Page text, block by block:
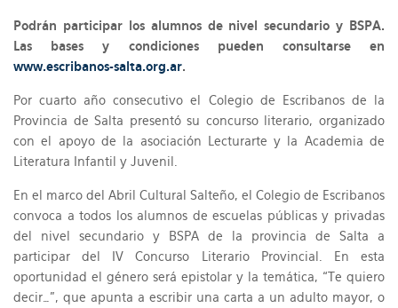
Podrán participar los alumnos de nivel secundario y BSPA.
Las bases y condiciones pueden consultarse en
www.escribanos-salta.org.ar.
Por cuarto año consecutivo el Colegio de Escribanos de la
Provincia de Salta presentó su concurso literario, organizado
con el apoyo de la asociación Lecturarte y la Academia de
Literatura Infantil y Juvenil.
En el marco del Abril Cultural Salteño, el Colegio de Escribanos
convoca a todos los alumnos de escuelas públicas y privadas
del nivel secundario y BSPA de la provincia de Salta a
participar del IV Concurso Literario Provincial. En esta
oportunidad el género será epistolar y la temática, “Te quiero
decir…”, que apunta a escribir una carta a un adulto mayor, o